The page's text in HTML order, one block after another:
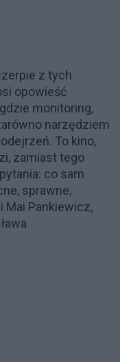
z tych
opowieść
monitoring,
narzędziem
To kino,
zamiast tego
co sam
sprawne,
Mai Pankiewicz,